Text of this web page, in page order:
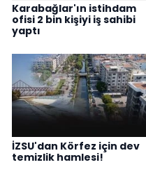
Karabağlar'ın istihdam
ofisi 2 bin kişiyi iş sahibi
yaptı
İZSU'dan Körfez için dev
temizlik hamlesi!